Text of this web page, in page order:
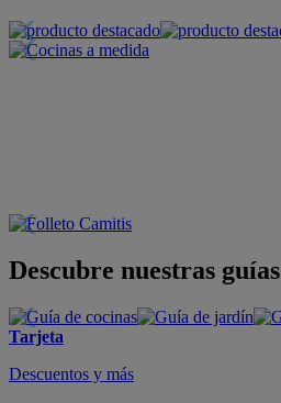
Descubre nuestras guías
Tarjeta
Descuentos y más